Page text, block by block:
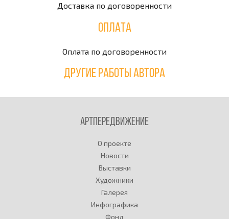
Доставка по договоренности
Оплата
Оплата по договоренности
Другие работы автора
Артпередвижение
О проекте
Новости
Выставки
Художники
Галерея
Инфографика
Фонд